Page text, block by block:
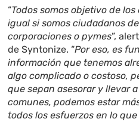
“Todos somos objetivo de
igual si somos ciudadanos
corporaciones o pymes”,
de Syntonize. “Por eso, es
información que tenemos
algo complicado o costoso,
que sepan asesorar y llevar
comunes, podemos estar
todos los esfuerzos en lo